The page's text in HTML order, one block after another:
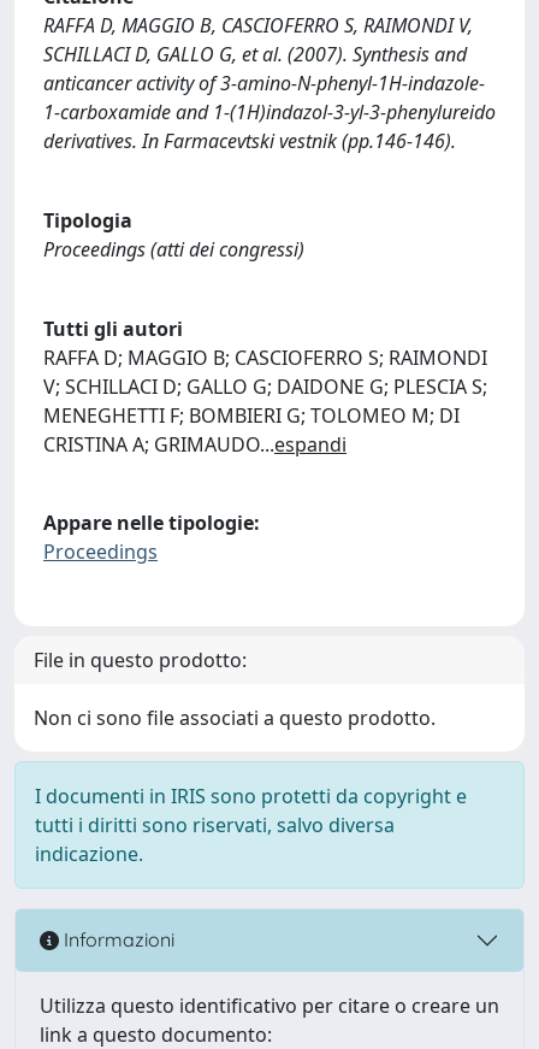
RAFFA D, MAGGIO B, CASCIOFERRO S, RAIMONDI V,
SCHILLACI D, GALLO G, et al. (2007). Synthesis and
anticancer activity of 3-amino-N-phenyl-1H-indazole-
1-carboxamide and 1-(1H)indazol-3-yl-3-phenylureido
derivatives. In Farmacevtski vestnik (pp.146-146).
Tipologia
Proceedings (atti dei congressi)
Tutti gli autori
RAFFA D; MAGGIO B; CASCIOFERRO S; RAIMONDI
V; SCHILLACI D; GALLO G; DAIDONE G; PLESCIA S;
MENEGHETTI F; BOMBIERI G; TOLOMEO M; DI
CRISTINA A; GRIMAUDO...espandi
Appare nelle tipologie:
Proceedings
File in questo prodotto:
Non ci sono file associati a questo prodotto.
I documenti in IRIS sono protetti da copyright e
tutti i diritti sono riservati, salvo diversa
indicazione.
Informazioni
Utilizza questo identificativo per citare o creare un
link a questo documento: